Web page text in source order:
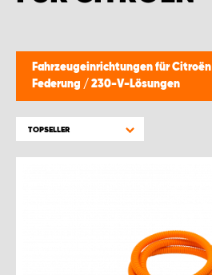
Fahrzeugeinrichtungen für Citroën
Federung / 230-V-Lösungen
TOPSELLER